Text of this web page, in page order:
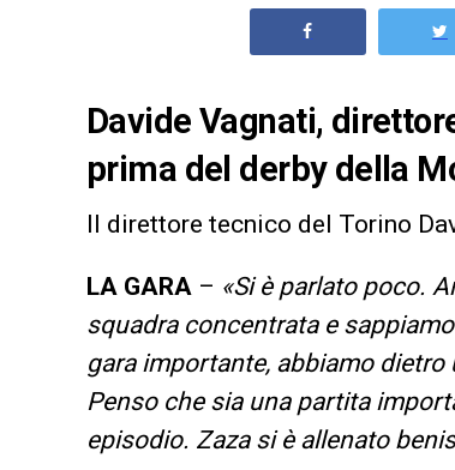
Davide Vagnati,
prima del derby della
Il direttore tecnico del Torino
LA GARA – «Si è parlato poco.
squadra concentrata e
gara importante, abbiamo
Penso che sia una partita
episodio. Zaza si è allenato